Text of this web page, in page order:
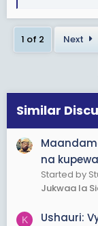
a
c
t
n
s
1 of 2 Next
Similar
na
Started by
Jukwaa la
K
Ushauri: